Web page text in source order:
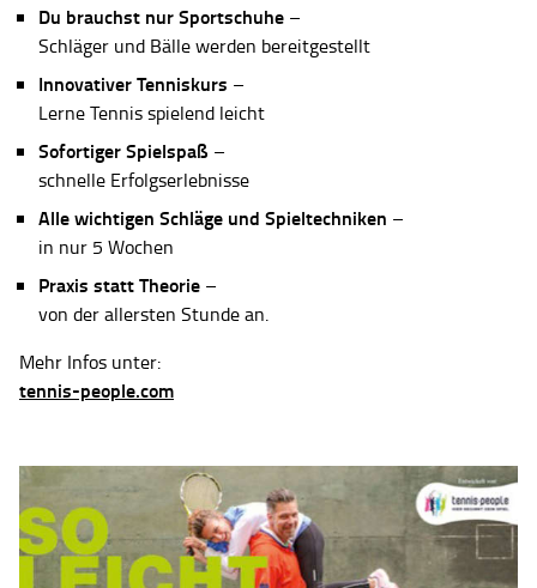
Du brauchst nur Sportschuhe –
Schläger und Bälle werden bereitgestellt
Innovativer Tenniskurs –
Lerne Tennis spielend leicht
Sofortiger Spielspaß –
schnelle Erfolgserlebnisse
Alle wichtigen Schläge und Spieltechniken –
in nur 5 Wochen
Praxis statt Theorie –
von der allersten Stunde an.
Mehr Infos unter:
tennis-people.com